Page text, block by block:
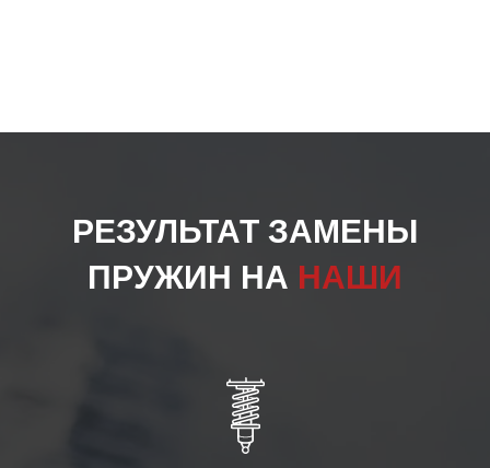
РЕЗУЛЬТАТ ЗАМЕНЫ
ПРУЖИН НА НАШИ